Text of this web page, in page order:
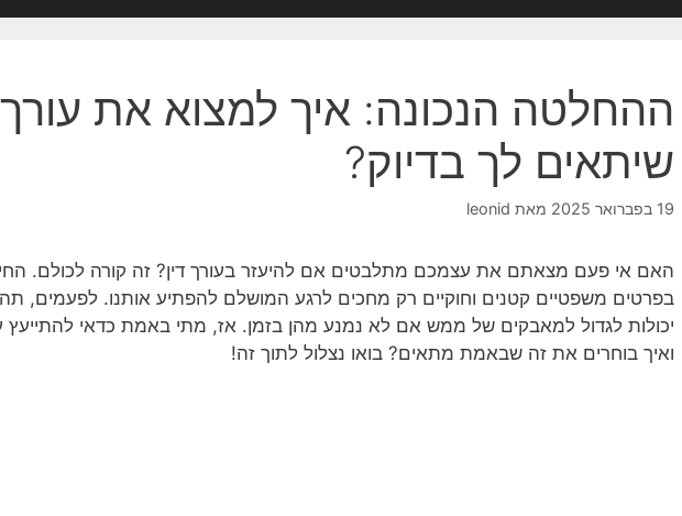
ההחלטה הנכונה: איך למצוא את עורך
שיתאים לך בדיוק?
19 בפברואר 2025 מאת leonid
האם אי פעם מצאתם את עצמכם מתלבטים אם להיעזר בעורך דין? זה קורה לכולם.
בפרטים משפטיים קטנים וחוקיים רק מחכים לרגע המושלם להפתיע אותנו. לפעמים,
יכולות לגדול למאבקים של ממש אם לא נמנע מהן בזמן. אז, מתי באמת כדאי להתייעץ
ואיך בוחרים את זה שבאמת מתאים? בואו נצלול לתוך זה!